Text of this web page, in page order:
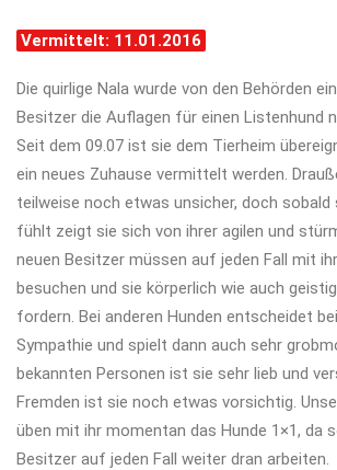
Vermittelt: 11.01.2016
Die quirlige Nala wurde von den Behörden
Besitzer die Auflagen für einen Listenhund
Seit dem 09.07 ist sie dem Tierheim
ein neues Zuhause vermittelt werden.
teilweise noch etwas unsicher, doch sobald
fühlt zeigt sie sich von ihrer agilen und
neuen Besitzer müssen auf jeden Fall mit
besuchen und sie körperlich wie auch
fordern. Bei anderen Hunden entscheidet
Sympathie und spielt dann auch sehr
bekannten Personen ist sie sehr lieb und
Fremden ist sie noch etwas vorsichtig.
üben mit ihr momentan das Hunde 1×1, da
Besitzer auf jeden Fall weiter dran arbeiten.